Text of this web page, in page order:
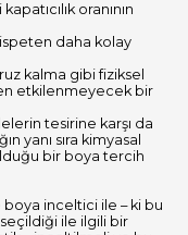
oranının
daha kolay
kalma gibi fiziksel
etkilenmeyecek bir
tesirine karşı da
yanı sıra kimyasal
bir boya tercih
inceltici ile – ki bu
ile ilgili bir